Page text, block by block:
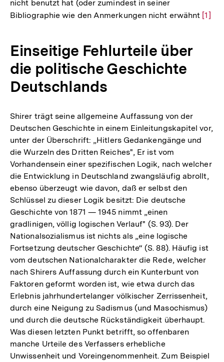
nicht benutzt hat (oder zumindest in seiner
Bibliographie wie den Anmerkungen nicht erwähnt Zur
[1]
Einseitige Fehlurteile über
die politische Geschichte
Deutschlands
Shirer trägt seine allgemeine Auffassung von der
Deutschen Geschichte in einem Einleitungskapitel vor,
unter der Überschrift: „Hitlers Gedankengänge und
die Wurzeln des Dritten Reiches", Er ist vom
Vorhandensein einer spezifischen Logik, nach welcher
die Entwicklung in Deutschland zwangsläufig abrollt,
ebenso überzeugt wie davon, daß er selbst den
Schlüssel zu dieser Logik besitzt: Die deutsche
Geschichte von 1871 — 1945 nimmt „einen
gradlinigen, völlig logischen Verlauf" (S. 93). Der
Nationalsozialismus ist nichts als „eine logische
Fortsetzung deutscher Geschichte“ (S. 88). Häufig ist
vom deutschen Nationalcharakter die Rede, welcher
nach Shirers Auffassung durch ein Kunterbunt von
Faktoren geformt worden ist, wie etwa durch das
Erlebnis jahrhundertelanger völkischer Zerrissenheit,
durch eine Neigung zu Sadismus (und Masochismus)
und durch die deutsche Rückständigkeit überhaupt.
Was diesen letzten Punkt betrifft, so offenbaren
manche Urteile des Verfassers erhebliche
Unwissenheit und Voreingenommenheit. Zum Beispiel